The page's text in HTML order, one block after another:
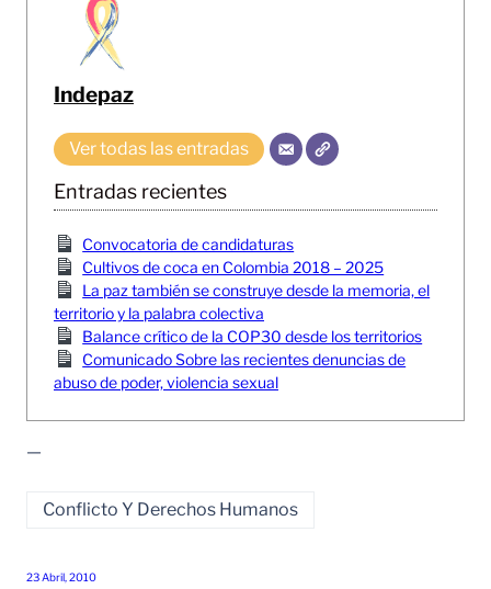
Indepaz
Ver todas las entradas
Entradas recientes
Convocatoria de candidaturas
Cultivos de coca en Colombia 2018 – 2025
La paz también se construye desde la memoria, el
territorio y la palabra colectiva
Balance crítico de la COP30 desde los territorios
Comunicado Sobre las recientes denuncias de
abuso de poder, violencia sexual
—
Conflicto Y Derechos Humanos
23 Abril, 2010